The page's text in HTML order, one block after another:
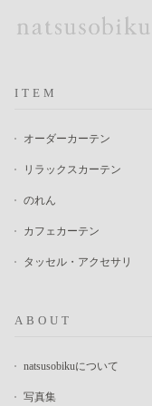
ITEM
オーダーカーテン
リラックスカーテン
のれん
カフェカーテン
タッセル・アクセサリ
ABOUT
natsusobikuについて
写真集